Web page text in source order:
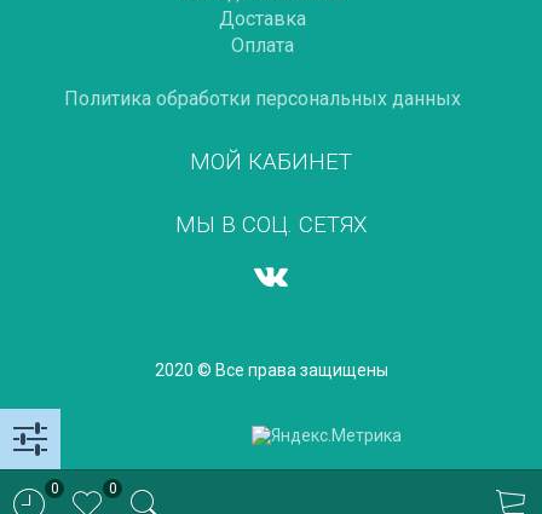
Доставка
Оплата
Политика обработки персональных данных
МОЙ КАБИНЕТ
МЫ В СОЦ. СЕТЯХ
2020 © Все права защищены
0 0